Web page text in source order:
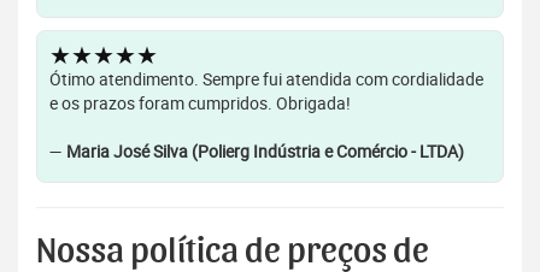
★★★★★
Ótimo atendimento. Sempre fui atendida com cordialidade
e os prazos foram cumpridos. Obrigada!
— Maria José Silva (Polierg Indústria e Comércio - LTDA)
Nossa política de preços de